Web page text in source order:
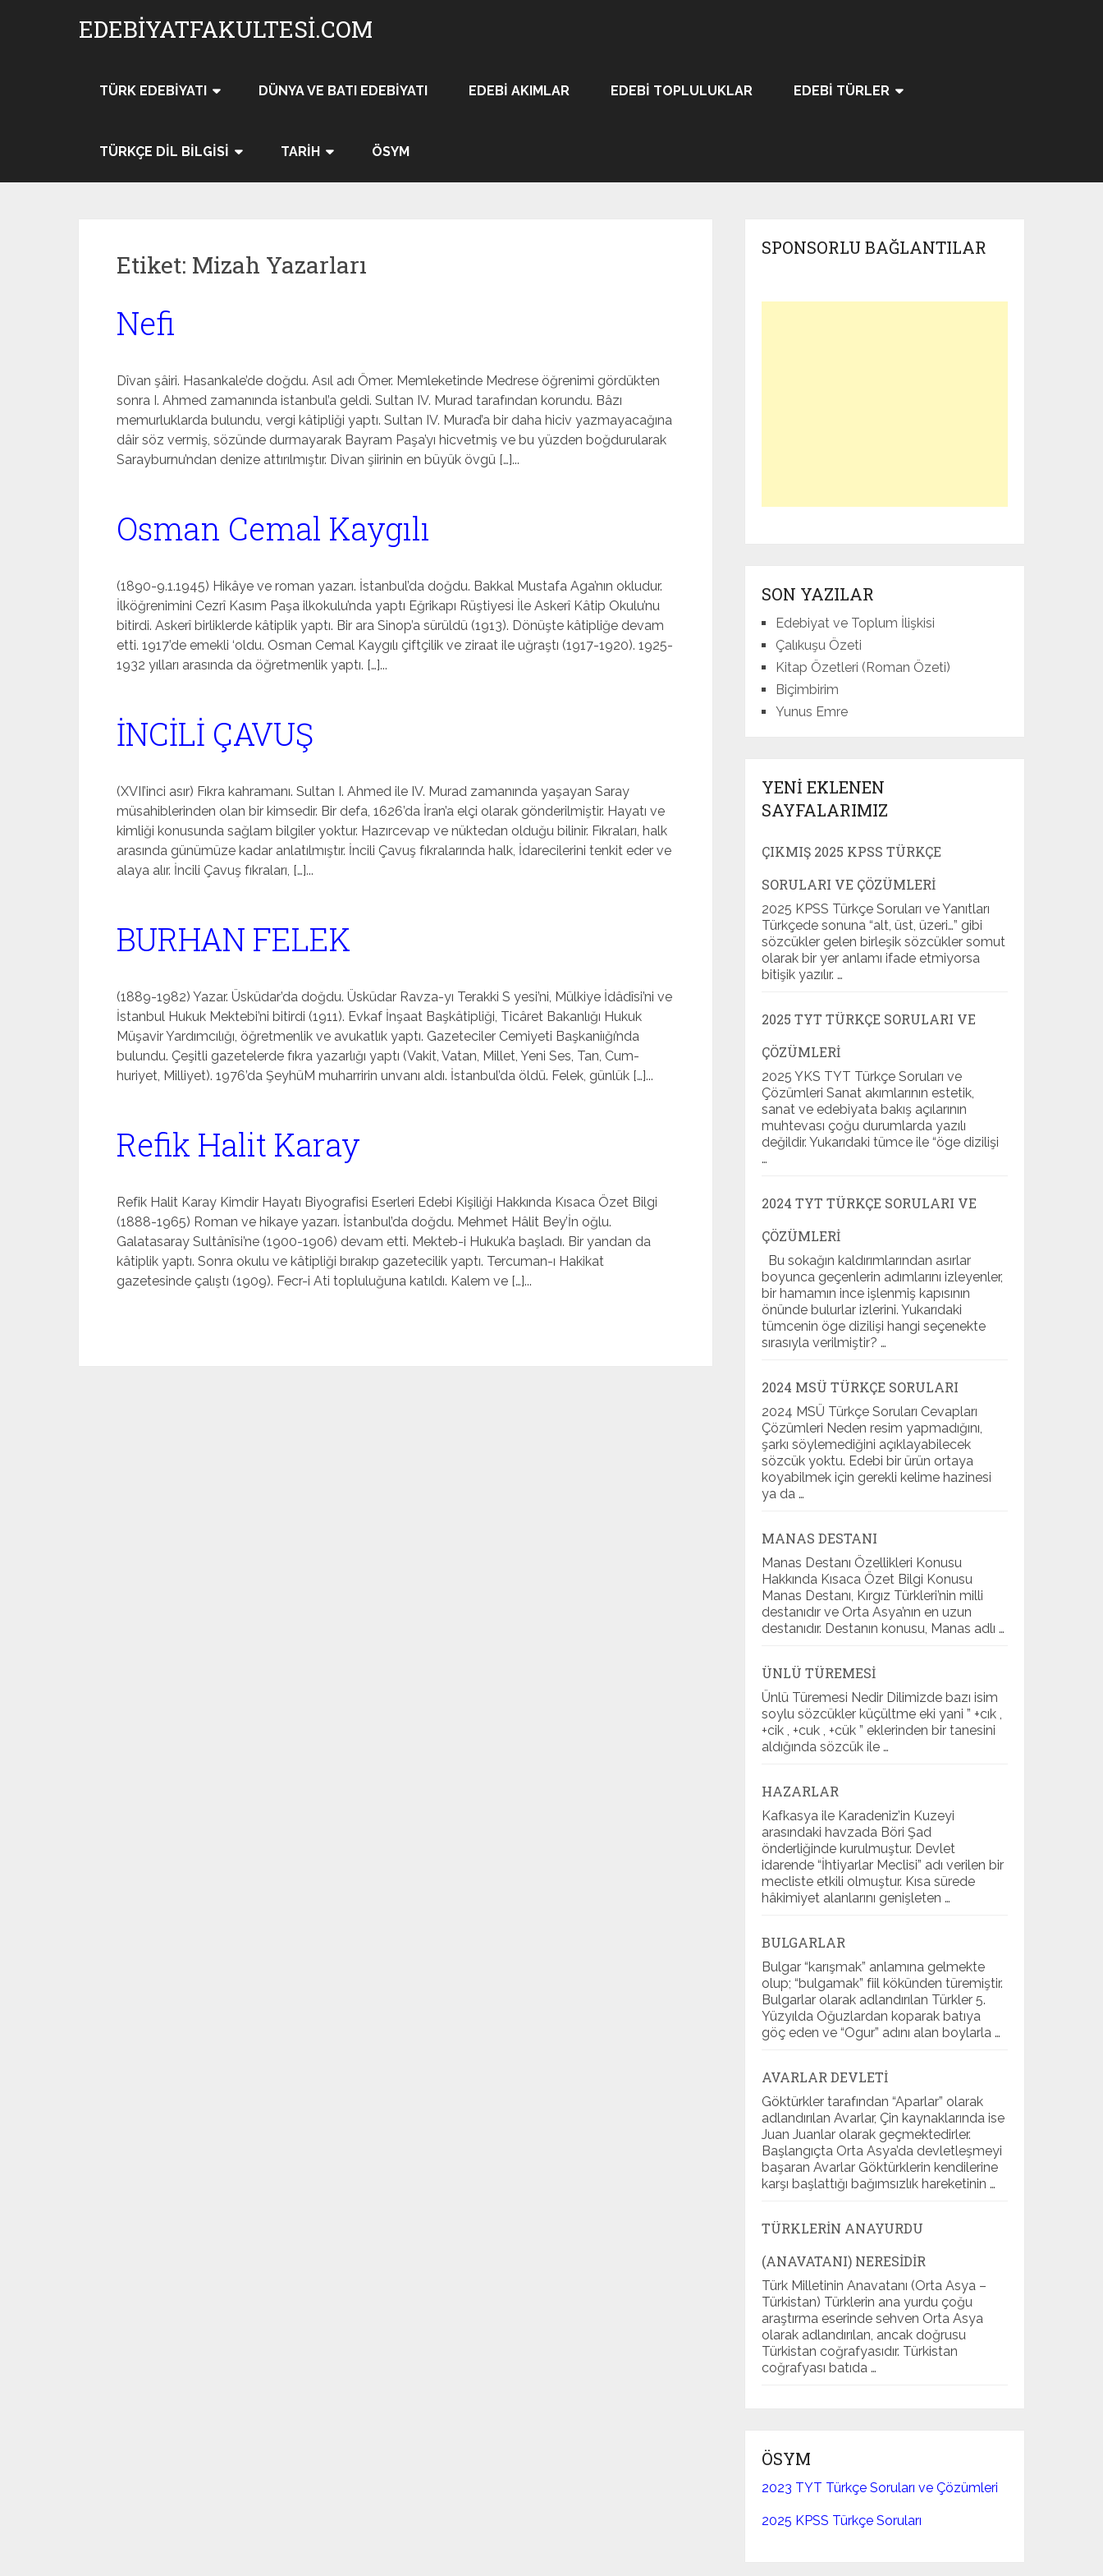
EDEBIYATFAKULTESI.COM
TÜRK EDEBIYATI DÜNYA VE BATI EDEBIYATI EDEBI AKIMLAR EDEBI TOPLULUKLAR EDEBI TÜRLER
TÜRKÇE DIL BILGISI TARIH ÖSYM
Etiket: Mizah Yazarları
Nefi
Dîvan şâiri. Hasankale’de doğdu. Asıl adı Ömer. Memle­ketinde Medrese öğrenimi gördükten
sonra I. Ahmed zamanında istanbul’a geldi. Sultan IV. Murad tarafından korundu. Bâzı
memurluklarda bulundu, vergi kâtipliği yaptı. Sultan IV. Murad’a bir daha hiciv yazmayacağına
dâir söz vermiş, sözünde durmayarak Bayram Paşa’yı hicvetmiş ve bu yüzden boğdurularak
Sarayburnu’ndan denize attırılmıştır. Divan şiirinin en büyük övgü […]...
Osman Cemal Kaygılı
(1890-9.1.1945) Hikâye ve roman yazarı. İstanbul’da doğdu. Bakkal Mus­tafa Aga’nın okludur.
İlköğrenimini Cezrî Kasım Paşa ilkokulu’nda yaptı Eğrikapı Rüştiyesi İle Askerî Kâtip Okulu’nu
bitirdi. Askerî birliklerde kâtiplik yaptı. Bir ara Sinop’a sürüldü (1913). Dönüşte kâtipliğe devam
etti. 1917’de emekli ‘oldu. Osman Cemal Kaygılı çiftçilik ve ziraat ile uğraştı (1917-1920). 1925-
1932 yıl­ları arasında da öğretmenlik yaptı. […]...
İNCİLİ ÇAVUŞ
(XVII’inci asır) Fıkra kahramanı. Sultan I. Ahmed ile IV. Murad zamanın­da yaşayan Saray
müsahiblerinden olan bir kimsedir. Bir defa, 1626’da İran’a elçi olarak gönderilmiştir. Hayatı ve
kimliği konusunda sağlam bilgiler yoktur. Hazırcevap ve nüktedan olduğu bilinir. Fıkraları, halk
ara­sında günümüze kadar anlatılmıştır. İncili Çavuş fıkraların­da halk, İdarecilerini tenkit eder ve
alaya alır. İncili Çavuş fıkraları, […]...
BURHAN FELEK
(1889-1982) Yazar. Üsküdar’da doğdu. Üsküdar Ravza-yı Terakki S yesi’ni, Mülkiye İdâdîsi’ni ve
İstanbul Hukuk Mektebi’ni bitir­di (1911). Evkaf İnşaat Başkâtipliği, Ticâret Bakanlığı Hukuk
Müşavir Yardımcılığı, öğretmenlik ve avukatlık yaptı. Gazete­ciler Cemiyeti Başkaniığı’nda
bulundu. Çeşitli gazetelerde fıkra yazarlığı yaptı (Vakit, Vatan, Millet, Yeni Ses, Tan, Cum­
huriyet, Milliyet). 1976’da ŞeyhüM muharririn unvanı aldı. İs­tanbul’da öldü. Felek, günlük […]...
Refik Halit Karay
Refik Halit Karay Kimdir Hayatı Biyografisi Eserleri Edebi Kişiliği Hakkında Kısaca Özet Bilgi
(1888-1965) Roman ve hikaye yazarı. İstanbul’da doğdu. Mehmet Hâlit Bey’İn oğlu.
Galatasaray Sultânîsi’ne (1900-1906) devam etti. Mekteb-i Hukuk’a başladı. Bir yandan da
kâtiplik yaptı. Sonra okulu ve kâtipliği bırakıp gazetecilik yaptı. Tercuman-ı Hakikat
gazetesinde çalıştı (1909). Fecr-i Ati topluluğuna katıldı. Kalem ve […]...
SPONSORLU BAĞLANTILAR
SON YAZILAR
Edebiyat ve Toplum İlişkisi
Çalıkuşu Özeti
Kitap Özetleri (Roman Özeti)
Biçimbirim
Yunus Emre
YENI EKLENEN
SAYFALARIMIZ
ÇIKMIŞ 2025 KPSS TÜRKÇE
SORULARI VE ÇÖZÜMLERI
2025 KPSS Türkçe Soruları ve Yanıtları
Türkçede sonuna “alt, üst, üzeri…” gibi
sözcükler gelen birleşik sözcükler somut
olarak bir yer anlamı ifade etmiyorsa
bitişik yazılır. …
2025 TYT TÜRKÇE SORULARI VE
ÇÖZÜMLERI
2025 YKS TYT Türkçe Soruları ve
Çözümleri Sanat akımlarının estetik,
sanat ve edebiyata bakış açılarının
muhtevası çoğu durumlarda yazılı
değildir. Yukarıdaki tümce ile “öge dizilişi
…
2024 TYT TÜRKÇE SORULARI VE
ÇÖZÜMLERI
Bu sokağın kaldırımlarından asırlar
boyunca geçenlerin adımlarını izleyenler,
bir hamamın ince işlenmiş kapısının
önünde bulurlar izlerini. Yukarıdaki
tümcenin öge dizilişi hangi seçenekte
sırasıyla verilmiştir? …
2024 MSÜ TÜRKÇE SORULARI
2024 MSÜ Türkçe Soruları Cevapları
Çözümleri Neden resim yapmadığını,
şarkı söylemediğini açıklayabilecek
sözcük yoktu. Edebi bir ürün ortaya
koyabilmek için gerekli kelime hazinesi
ya da …
MANAS DESTANI
Manas Destanı Özellikleri Konusu
Hakkında Kısaca Özet Bilgi Konusu
Manas Destanı, Kırgız Türkleri’nin milli
destanıdır ve Orta Asya’nın en uzun
destanıdır. Destanın konusu, Manas adlı …
ÜNLÜ TÜREMESI
Ünlü Türemesi Nedir Dilimizde bazı isim
soylu sözcükler küçültme eki yani ” +cık ,
+cik , +cuk , +cük ” eklerinden bir tanesini
aldığında sözcük ile …
HAZARLAR
Kafkasya ile Karadeniz’in Kuzeyi
arasındaki havzada Böri Şad
önderliğinde kurulmuştur. Devlet
idarende “İhtiyarlar Meclisi” adı verilen bir
mecliste etkili olmuştur. Kısa sürede
hâkimiyet alanlarını genişleten …
BULGARLAR
Bulgar “karışmak” anlamına gelmekte
olup; “bulgamak” fiil kökünden türemiştir.
Bulgarlar olarak adlandırılan Türkler 5.
Yüzyılda Oğuzlardan koparak batıya
göç eden ve “Ogur” adını alan boylarla …
AVARLAR DEVLETI
Göktürkler tarafından “Aparlar” olarak
adlandırılan Avarlar, Çin kaynaklarında ise
Juan Juanlar olarak geçmektedirler.
Başlangıçta Orta Asya’da devletleşmeyi
başaran Avarlar Göktürklerin kendilerine
karşı başlattığı bağımsızlık hareketinin …
TÜRKLERIN ANAYURDU
(ANAVATANI) NERESIDIR
Türk Milletinin Anavatanı (Orta Asya –
Türkistan) Türklerin ana yurdu çoğu
araştırma eserinde sehven Orta Asya
olarak adlandırılan, ancak doğrusu
Türkistan coğrafyasıdır. Türkistan
coğrafyası batıda …
ÖSYM
2023 TYT Türkçe Soruları ve Çözümleri
2025 KPSS Türkçe Soruları